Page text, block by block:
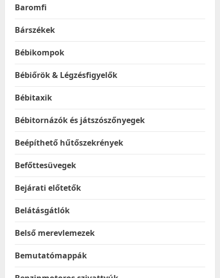
Baromfi
Bárszékek
Bébikompok
Bébiőrök & Légzésfigyelők
Bébitaxik
Bébitornázók és játszószőnyegek
Beépíthető hűtőszekrények
Befőttesüvegek
Bejárati előtetők
Belátásgátlók
Belső merevlemezek
Bemutatómappák